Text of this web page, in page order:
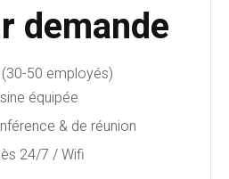
demande
(30-50 employés)
équipée
& de réunion
24/7 / Wifi